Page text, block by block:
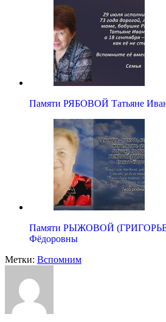
Памяти РЯБОВОЙ Татьяне
Памяти РЫЖОВОЙ
Фёдоровны
Метки: Вспомним